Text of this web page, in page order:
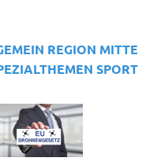
REGION MITTE
SPORT